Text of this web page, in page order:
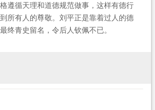
遵循天理和道德规范做事，这样有德行
所有人的尊敬。刘平正是靠着过人的德
终青史留名，令后人钦佩不已。